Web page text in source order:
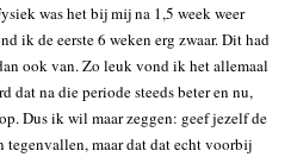
was het bij mij na 1,5 week weer
ik de eerste 6 weken erg zwaar. Dit had
ook van. Zo leuk vond ik het allemaal
na die periode steeds beter en nu,
Dus ik wil maar zeggen: geef jezelf de
tegenvallen, maar dat dat echt voorbij